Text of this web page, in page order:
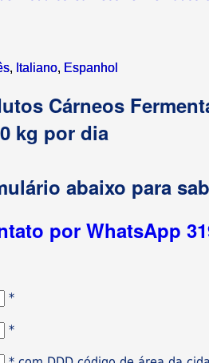
, Italiano, Espanhol
Cárneos
kg por dia
abaixo para
por WhatsApp
*
*